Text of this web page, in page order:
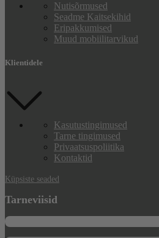
Nutisõrmused
Seadme Kaitsekihid
Eripakkumised
Muud mobiilitarvikud
Klientidele
Kasutustingimused
Tarne tingimused
Privaatsuspoliitika
Kontaktid
Küpsiste seaded
Tarneviisid